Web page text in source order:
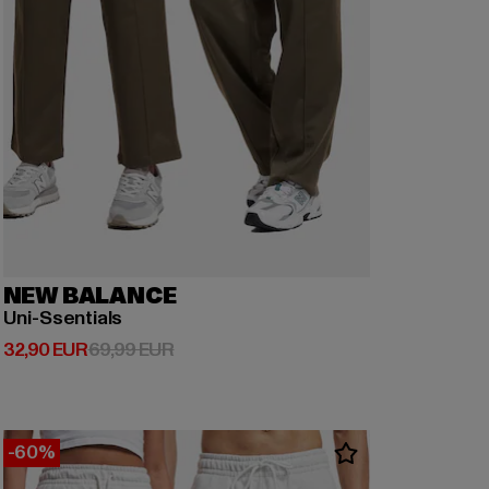
NEW BALANCE
Uni-Ssentials
32,90 EUR
Derzeitiger Preis: 32,90 EUR
69,99 EURAktionspreis: 69,99 EUR
-60%